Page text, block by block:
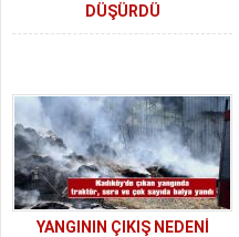
DÜŞÜRDÜ
YANGININ ÇIKIŞ NEDENİ